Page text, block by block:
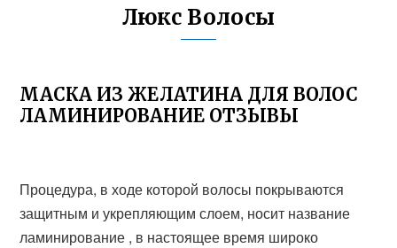
Люкс Волосы
МАСКА ИЗ ЖЕЛАТИНА ДЛЯ ВОЛОС
ЛАМИНИРОВАНИЕ ОТЗЫВЫ
Процедура, в ходе которой волосы покрываются
защитным и укрепляющим слоем, носит название
ламинирование , в настоящее время широко